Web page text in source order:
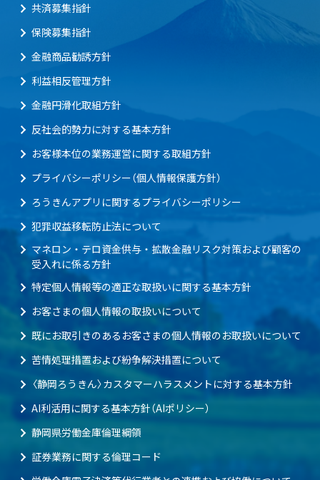
共済募集指針
保険募集指針
金融商品勧誘方針
利益相反管理方針
金融円滑化取組方針
反社会的勢力に対する基本方針
お客様本位の業務運営に関する取組方針
プライバシーポリシー（個人情報保護方針）
ろうきんアプリに関するプライバシーポリシー
犯罪収益移転防止法について
マネロン・テロ資金供与・拡散金融リスク対策および顧客の
受入れに係る方針
特定個人情報等の適正な取扱いに関する基本方針
お客さまの個人情報の取扱いについて
既にお取引きのあるお客さまの個人情報のお取扱いについて
苦情処理措置および紛争解決措置について
〈静岡ろうきん〉カスタマーハラスメントに対する基本方針
AI利活用に関する基本方針（AIポリシー）
静岡県労働金庫倫理綱領
証券業務に関する倫理コード